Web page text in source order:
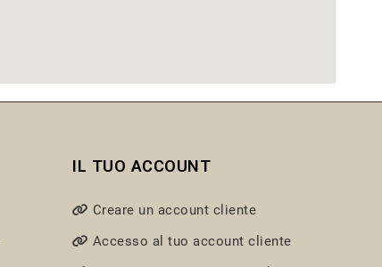
IL TUO ACCOUNT
Creare un account cliente
Accesso al tuo account cliente